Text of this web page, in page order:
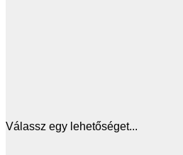
Válassz egy lehetőséget...